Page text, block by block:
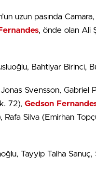
uzun pasında
, önde olan Ali
Bahtiyar Birinci,
Svensson, Gabriel
72), Gedson
Rafa Silva (Emirhan
Tayyip Talha